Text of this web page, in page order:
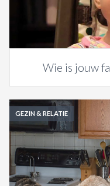
Wie is jouw
GEZIN & RELATIE